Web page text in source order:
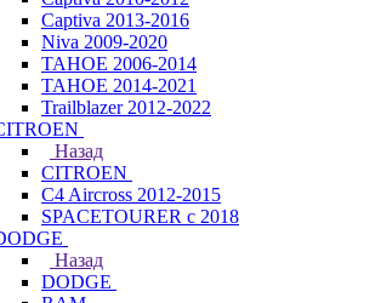
Captiva 2013-2016
Niva 2009-2020
TAHOE 2006-2014
TAHOE 2014-2021
Trailblazer 2012-2022
Назад
CITROEN
C4 Aircross 2012-2015
SPACETOURER с 2018
Назад
DODGE